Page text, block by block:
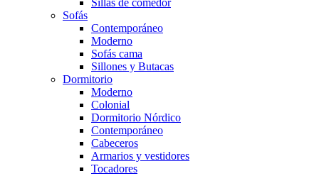
Sofás
Contemporáneo
Moderno
Sofás cama
Sillones y Butacas
Dormitorio
Moderno
Colonial
Dormitorio Nórdico
Contemporáneo
Cabeceros
Armarios y vestidores
Tocadores